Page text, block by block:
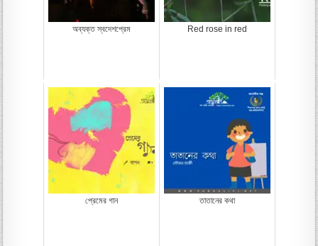
অব্যক্ত স্বদেশপ্রেম Red rose in red
প্রেমের গান তাতানের কথা